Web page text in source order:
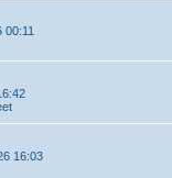
00:11
16:03